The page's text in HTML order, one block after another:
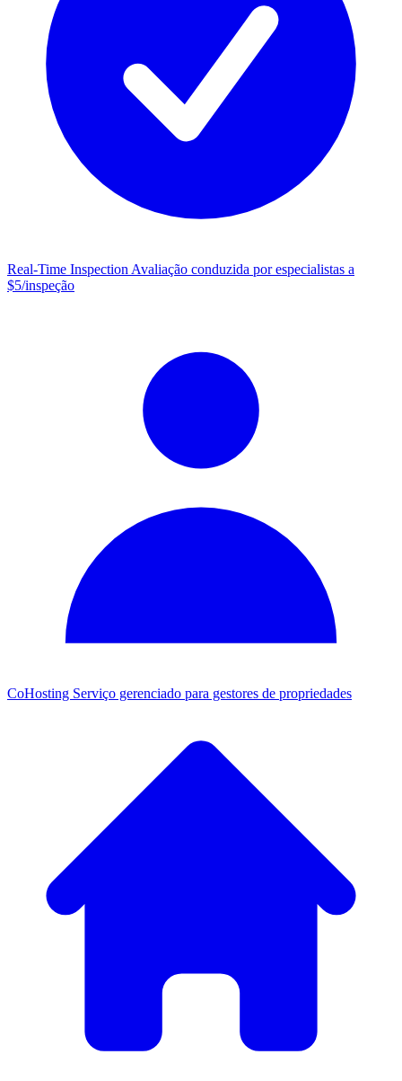
Real-Time Inspection Avaliação conduzida por especialistas a
$5/inspeção
CoHosting Serviço gerenciado para gestores de propriedades